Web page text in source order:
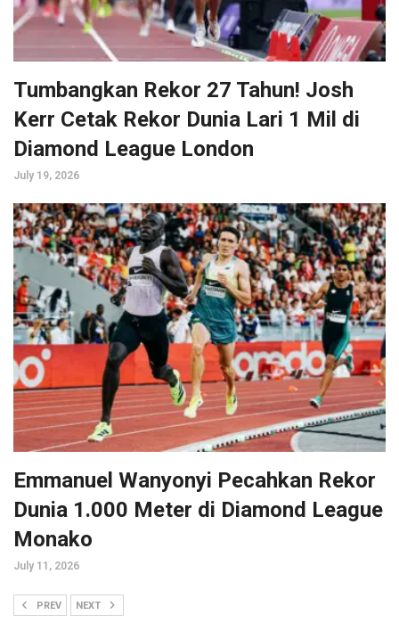
Tumbangkan Rekor 27 Tahun! Josh
Kerr Cetak Rekor Dunia Lari 1 Mil di
Diamond League London
July 19, 2026
Emmanuel Wanyonyi Pecahkan Rekor
Dunia 1.000 Meter di Diamond League
Monako
July 11, 2026
PREV NEXT